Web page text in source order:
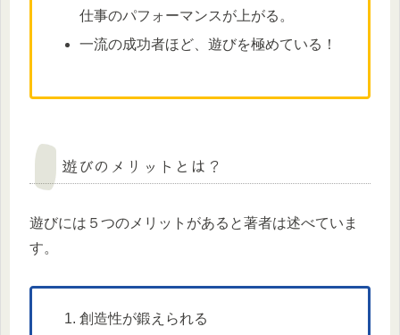
仕事のパフォーマンスが上がる。
一流の成功者ほど、遊びを極めている！
遊びのメリットとは？
遊びには５つのメリットがあると著者は述べていま
す。
創造性が鍛えられる